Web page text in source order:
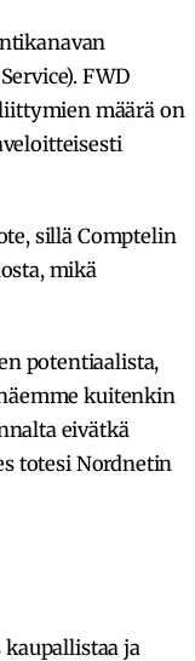
FWD
määrä on
sillä Comptelin
mikä
potentiaalista,
kuitenkin
eivätkä
totesi Nordnetin
ja